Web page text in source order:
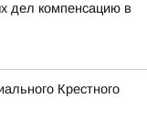
дел компенсацию в
Крестного